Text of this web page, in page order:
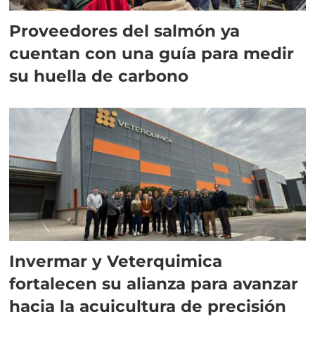
Proveedores del salmón ya
cuentan con una guía para medir
su huella de carbono
Invermar y Veterquimica
fortalecen su alianza para avanzar
hacia la acuicultura de precisión